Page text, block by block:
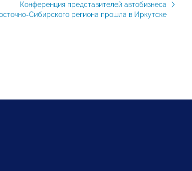
Конференция представителей автобизнеса
Сибирского региона прошла в Иркутске